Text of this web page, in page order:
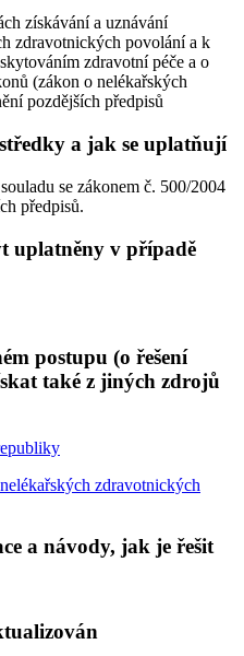
získávání a uznávání
zdravotnických povolání a k
zdravotní péče a o
(zákon o nelékařských
pozdějších předpisů
a jak se uplatňují
se zákonem č. 500/2004
předpisů.
uplatněny v případě
postupu (o řešení
také z jiných zdrojů
zdravotnických
a návody, jak je řešit